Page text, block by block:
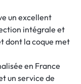
un excellent
intégrale et
dont la coque met
en France
un service de